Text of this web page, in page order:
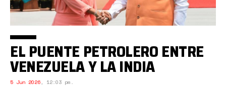
EL PUENTE PETROLERO ENTRE
VENEZUELA Y LA INDIA
5 Jun 2026, 12:03 pm.